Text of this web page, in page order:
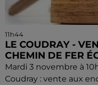
11h44
LE COUDRAY -
CHEMIN DE FER
Mardi 3 novembre à
Coudray : vente aux